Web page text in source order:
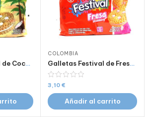
Galletas Festival de Coco 403 Gr.
COLOMBIA
Galletas Festival de Fresa 403 Gr.
3,10 €
Añadir al carrito